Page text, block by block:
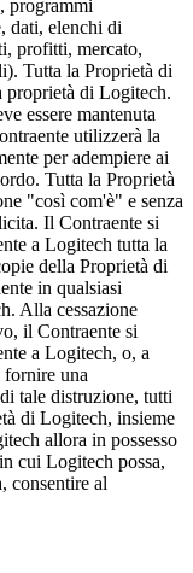
programmi
dati, elenchi di
profitti, mercato,
Tutta la Proprietà di
proprietà di Logitech.
essere mantenuta
utilizzerà la
per adempiere ai
Tutta la Proprietà
"così com'è" e senza
Il Contraente si
a Logitech tutta la
della Proprietà di
in qualsiasi
Alla cessazione
il Contraente si
a Logitech, o, a
fornire una
tale distruzione, tutti
di Logitech, insieme
allora in possesso
cui Logitech possa,
consentire al